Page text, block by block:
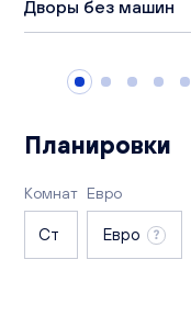
Вакансии
Дворы без машин
Планировки
Комнат
Ст
Евро
Евро